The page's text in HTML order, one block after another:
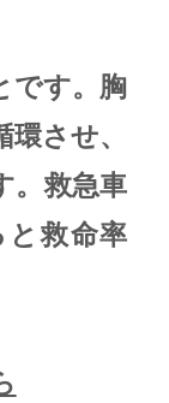
です。胸
させ、
。救急車
救命率